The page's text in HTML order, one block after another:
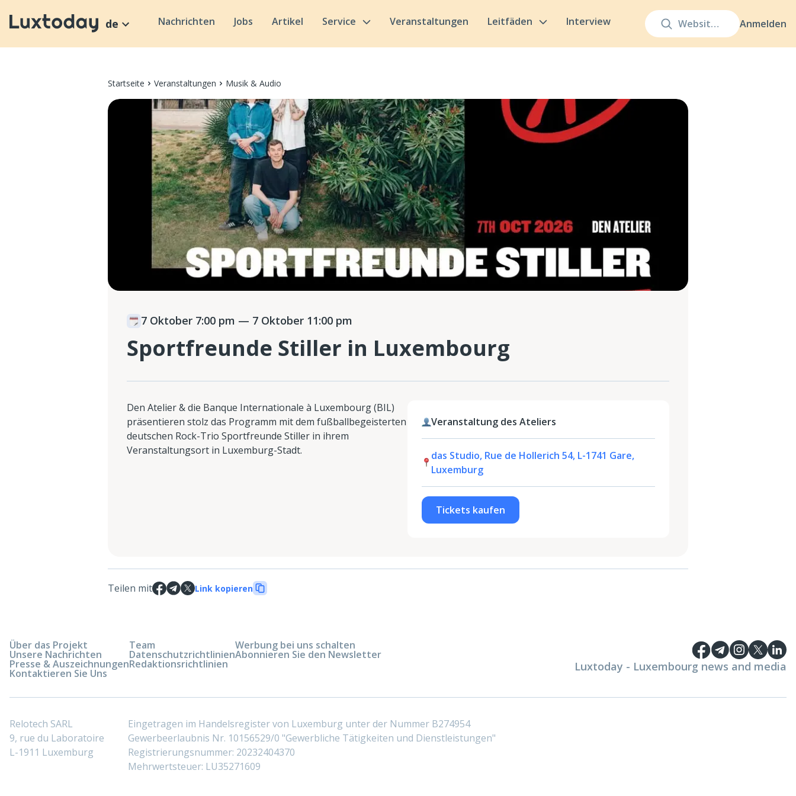
Anmelden
de Nachrichten Jobs Artikel Service Veranstaltungen Leitfäden Interview
Startseite Veranstaltungen Musik & Audio
7 Oktober 7:00 pm — 7 Oktober 11:00 pm
Sportfreunde Stiller in Luxembourg
Den Atelier & die Banque Internationale à Luxembourg (BIL)
präsentieren stolz das Programm mit dem fußballbegeisterten
deutschen Rock-Trio Sportfreunde Stiller in ihrem
Veranstaltungsort in Luxemburg-Stadt.
Veranstaltung des Ateliers
das Studio, Rue de Hollerich 54, L-1741 Gare,
Luxemburg
Tickets kaufen
Teilen mit Link kopieren
Über das Projekt
Unsere Nachrichten
Presse & Auszeichnungen
Kontaktieren Sie Uns
Team
Datenschutzrichtlinien
Redaktionsrichtlinien
Werbung bei uns schalten
Abonnieren Sie den Newsletter
Luxtoday - Luxembourg news and media
Relotech SARL
9, rue du Laboratoire
L-1911 Luxemburg
Eingetragen im Handelsregister von Luxemburg unter der Nummer B274954
Gewerbeerlaubnis Nr. 10156529/0 "Gewerbliche Tätigkeiten und Dienstleistungen"
Registrierungsnummer: 20232404370
Mehrwertsteuer: LU35271609